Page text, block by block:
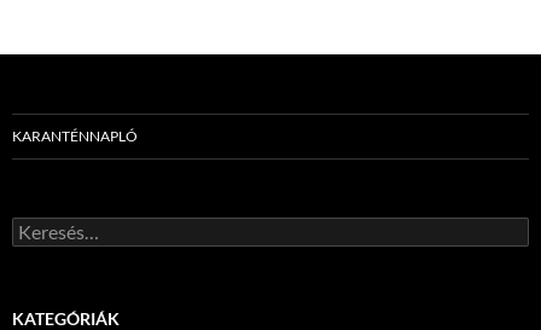
KARANTÉNNAPLÓ
Keresés:
KATEGÓRIÁK